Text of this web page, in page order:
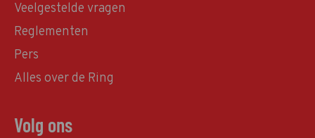
Veelgestelde vragen
Reglementen
Pers
Alles over de Ring
Volg ons